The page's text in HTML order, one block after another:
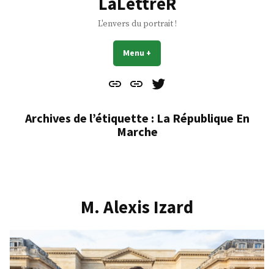
L'envers du portrait !
Menu +
Contact
À
Mes
Archives de l’étiquette : La République En
Marche
M. Alexis Izard